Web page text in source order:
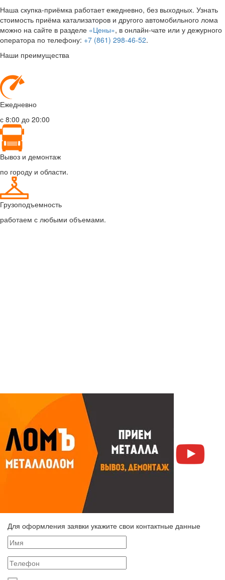
Наша скупка-приёмка работает ежедневно, без выходных. Узнать
стоимость приёма катализаторов и другого автомобильного лома
можно на сайте в разделе «Цены», в онлайн-чате или у дежурного
оператора по телефону: +7 (861) 298-46-52.
Наши преимущества
Ежедневно
с 8:00 до 20:00
Вывоз и демонтаж
по городу и области.
Грузоподъемность
работаем с любыми объемами.
Для оформления заявки укажите свои контактные данные